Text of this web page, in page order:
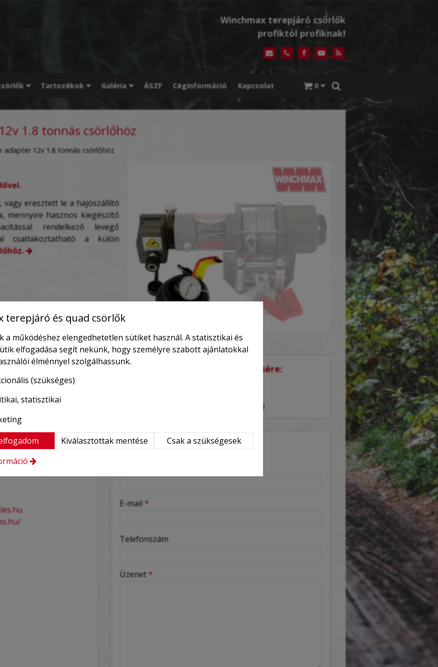
Winchmax terepjáró csörlők
profiktól profiknak!
0
Tartozékok Galéria ÁSZF Céginformáció Kapcsolat
1.8 tonnás csörlőhöz
adapter 12v 1.8 tonnás csörlőhöz
eresztett le a hajószállító
mennyire hasznos kiegészítő
rendelkező levegő
csatlakoztatható a külön
* Feltüntetett áraink tartalmazzák a 27%-os Áfa-t.
is leadhatja, és szaktanácsadással is állunk rendelkezésére:
246 6115
- ös telefonszámon (Hétfőtől-Szombatig 8-18 óra között),
e-mailt:info@terepjarofelszereles.hu (24 órán belül válaszolunk)
Üzenetküldés
-
-
E-mail *
Telefonszám
Üzenet *
terepjáró és quad csörlők
a működéshez elengedhetetlen sütiket használ. A statisztikai és
elfogadása segít nekünk, hogy személyre szabott ajánlatokkal
élménnyel szolgálhassunk.
(szükséges)
statisztikai
Kiválasztottak mentése
Csak a szükségesek